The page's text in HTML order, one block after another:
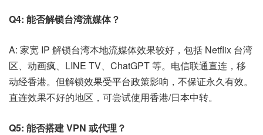
Q4: 能否解锁台湾流媒体？
A: 家宽 IP 解锁台湾本地流媒体效果较好，包括 Netflix 台湾
区、动画疯、LINE TV、ChatGPT 等。电信联通直连，移
动经香港。但解锁效果受平台政策影响，不保证永久有效。
直连效果不好的地区，可尝试使用香港/日本中转。
Q5: 能否搭建 VPN 或代理？